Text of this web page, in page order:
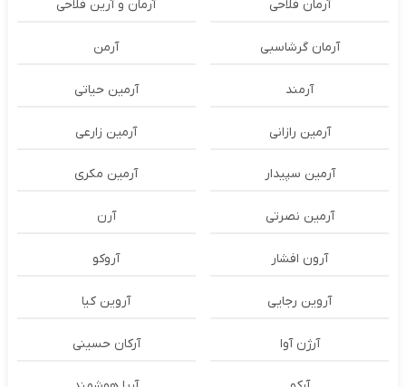
آرمان فلاحی آرمان و آرین فلاحی
آرمان گرشاسبی آرمن
آرمند آرمین حیاتی
آرمین رازانی آرمین زارعی
آرمین سپیدار آرمین مکری
آرمین نصرتی آرن
آرون افشار آروکو
آروین رجایی آروین کیا
آرژن آوا آرکان حسینی